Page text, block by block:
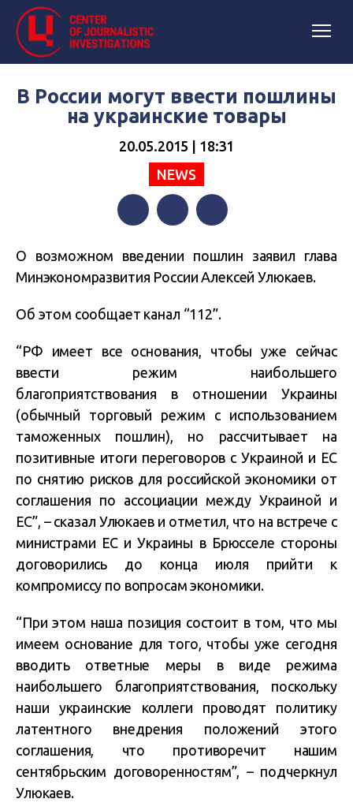
В России могут ввести пошлины
на украинские товары
20.05.2015 | 18:31
NEWS
О возможном введении пошлин заявил глава
Минэкономразвития России Алексей Улюкаев.
Об этом сообщает канал “112”.
“РФ имеет все основания, чтобы уже сейчас
ввести режим наибольшего
благоприятствования в отношении Украины
(обычный торговый режим с использованием
таможенных пошлин), но рассчитывает на
позитивные итоги переговоров с Украиной и ЕС
по снятию рисков для российской экономики от
соглашения по ассоциации между Украиной и
ЕС”, – сказал Улюкаев и отметил, что на встрече с
министрами ЕС и Украины в Брюсселе стороны
договорились до конца июля прийти к
компромиссу по вопросам экономики.
“При этом наша позиция состоит в том, что мы
имеем основание для того, чтобы уже сегодня
вводить ответные меры в виде режима
наибольшего благоприятствования, поскольку
наши украинские коллеги проводят политику
латентного внедрения положений этого
соглашения, что противоречит нашим
сентябрьским договоренностям”, – подчеркнул
Улюкаев.